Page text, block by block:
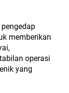
memberikan
operasi
yang